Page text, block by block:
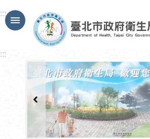
跳到主要內容區塊
:::
:::